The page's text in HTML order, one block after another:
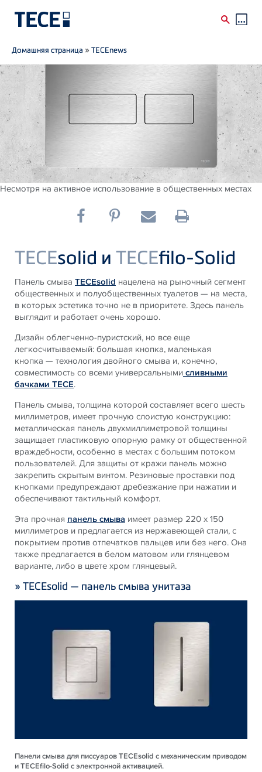
Skip to main content
Breadcrumb
Домашняя страница »TECEnews
Несмотря на активное использование в общественных местах
TECEsolid и TECEfilo-Solid
Панель смыва TECEsolid нацелена на рыночный сегмент
общественных и полуобщественных туалетов — на места,
в которых эстетика точно не в приоритете. Здесь панель
выглядит и работает очень хорошо.
Дизайн облегченно-пуристский, но все еще
легкосчитываемый: большая кнопка, маленькая
кнопка — технология двойного смыва и, конечно,
совместимость со всеми универсальнымисливными
бачками TECE.
Панель смыва, толщина которой составляет всего шесть
миллиметров, имеет прочную слоистую конструкцию:
металлическая панель двухмиллиметровой толщины
защищает пластиковую опорную рамку от общественной
враждебности, особенно в местах с большим потоком
пользователей. Для защиты от кражи панель можно
закрепить скрытым винтом. Резиновые проставки под
кнопками предупреждают дребезжание при нажатии и
обеспечивают тактильный комфорт.
Эта прочная панель смыва имеет размер 220 x 150
миллиметров и предлагается из нержавеющей стали, с
покрытием против отпечатков пальцев или без него. Она
также предлагается в белом матовом или глянцевом
варианте, либо в цвете хром глянцевый.
» TECEsolid — панель смыва унитаза
Панели смыва для писсуаров TECEsolid с механическим приводом
и TECEfilo-Solid с электронной активацией.